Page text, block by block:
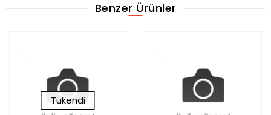
Benzer Ürünler
Tükendi